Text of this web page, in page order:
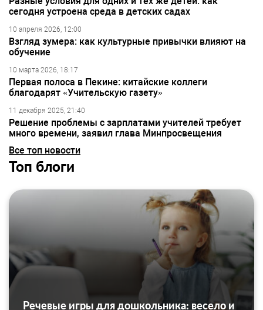
сегодня устроена среда в детских садах
10 апреля 2026, 12:00
Взгляд зумера: как культурные привычки влияют на
обучение
10 марта 2026, 18:17
Первая полоса в Пекине: китайские коллеги
благодарят «Учительскую газету»
11 декабря 2025, 21:40
Решение проблемы с зарплатами учителей требует
много времени, заявил глава Минпросвещения
Все топ новости
Топ блоги
Речевые игры для дошкольника: весело и